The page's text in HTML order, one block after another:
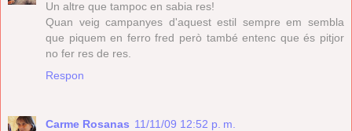
Un altre que tampoc en sabia res!
Quan veig campanyes d'aquest estil sempre em sembla
que piquem en ferro fred però també entenc que és pitjor
no fer res de res.
Respon
Carme Rosanas 11/11/09 12:52 p. m.